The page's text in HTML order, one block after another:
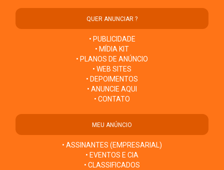
QUER ANUNCIAR ?
• PUBLICIDADE
• MÍDIA KIT
• PLANOS DE ANÚNCIO
• WEB SITES
• DEPOIMENTOS
• ANUNCIE AQUI
• CONTATO
MEU ANÚNCIO
• ASSINANTES (EMPRESARIAL)
• EVENTOS E CIA
• CLASSIFICADOS